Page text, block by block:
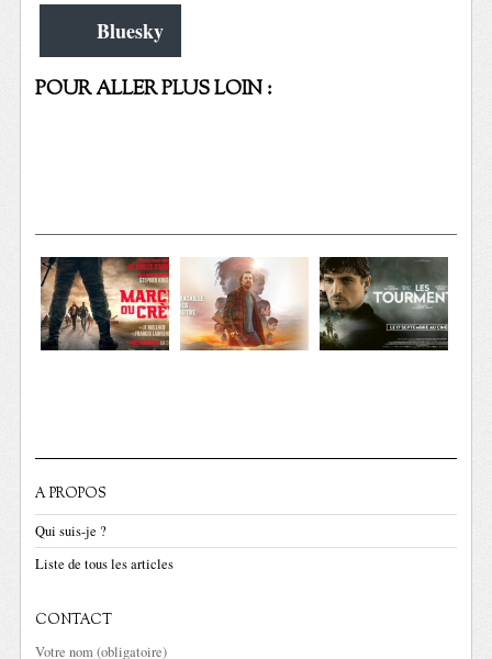
Bluesky
POUR ALLER PLUS LOIN :
A PROPOS
Qui suis-je ?
Liste de tous les articles
CONTACT
Votre nom (obligatoire)